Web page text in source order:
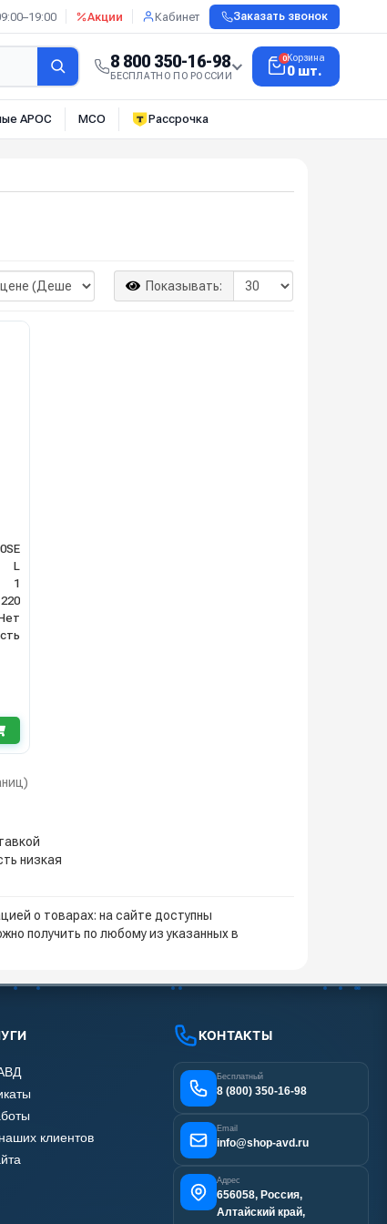
Акции Кабинет Заказать звонок
8 800 350-16-98
БЕСПЛАТНО ПО РОССИИ
0Корзина
0 шт.
АРОС МСО Рассрочка
Показывать:
L
1
220
низкая
о товарах: на сайте доступны
получить по любому из указанных в
клиентов
КОНТАКТЫ
Бесплатный
8 (800) 350-16-98
Email
info@shop-avd.ru
Адрес
656058, Россия,
Алтайский край,